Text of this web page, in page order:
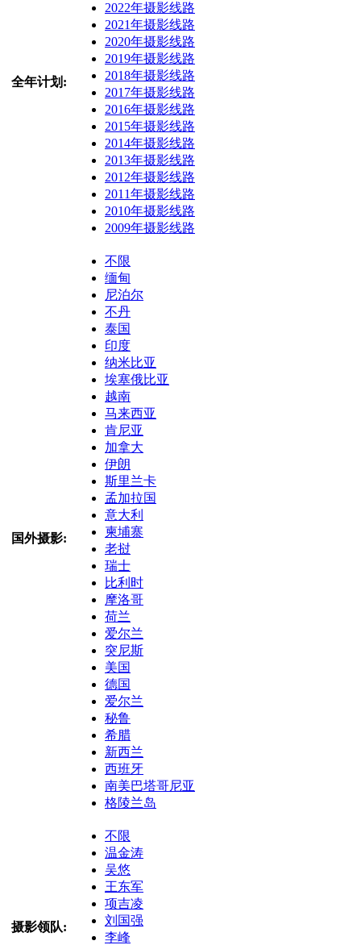
全年计划:
2022年摄影线路
2021年摄影线路
2020年摄影线路
2019年摄影线路
2018年摄影线路
2017年摄影线路
2016年摄影线路
2015年摄影线路
2014年摄影线路
2013年摄影线路
2012年摄影线路
2011年摄影线路
2010年摄影线路
2009年摄影线路
国外摄影:
不限
缅甸
尼泊尔
不丹
泰国
印度
纳米比亚
埃塞俄比亚
越南
马来西亚
肯尼亚
加拿大
伊朗
斯里兰卡
孟加拉国
意大利
柬埔寨
老挝
瑞士
比利时
摩洛哥
荷兰
爱尔兰
突尼斯
美国
德国
爱尔兰
秘鲁
希腊
新西兰
西班牙
南美巴塔哥尼亚
格陵兰岛
摄影领队:
不限
温金涛
吴悠
王东军
项吉凌
刘国强
李峰